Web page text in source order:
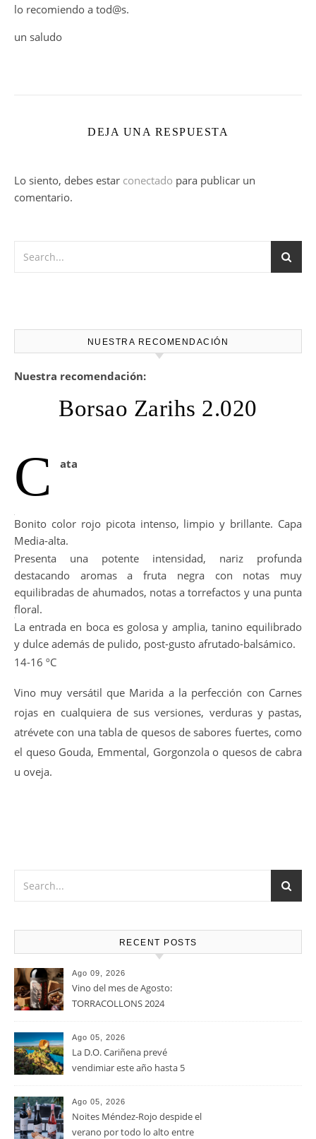
lo recomiendo a tod@s.
un saludo
DEJA UNA RESPUESTA
Lo siento, debes estar conectado para publicar un
comentario.
NUESTRA RECOMENDACIÓN
Nuestra recomendación:
Borsao Zarihs 2.020
C ata
Bonito color rojo picota intenso, limpio y brillante. Capa
Media-alta.
Presenta una potente intensidad, nariz profunda
destacando aromas a fruta negra con notas muy
equilibradas de ahumados, notas a torrefactos y una punta
floral.
La entrada en boca es golosa y amplia, tanino equilibrado
y dulce además de pulido, post-gusto afrutado-balsámico.
14-16 ºC
Vino muy versátil que Marida a la perfección con Carnes
rojas en cualquiera de sus versiones, verduras y pastas,
atrévete con una tabla de quesos de sabores fuertes, como
el queso Gouda, Emmental, Gorgonzola o quesos de cabra
u oveja.
RECENT POSTS
Ago 09, 2026
Vino del mes de Agosto:
TORRACOLLONS 2024
Ago 05, 2026
La D.O. Cariñena prevé
vendimiar este año hasta 5
que en 2025
Ago 05, 2026
Noites Méndez-Rojo despide el
verano por todo lo alto entre